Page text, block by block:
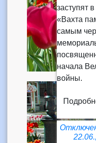
заступят
«Вахта
самым
начала
войны.